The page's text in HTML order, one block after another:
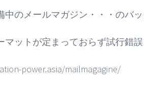
中のメールマガジン・・・のバ
マットが定まっておらず試行錯
power.asia/mailmagagine/